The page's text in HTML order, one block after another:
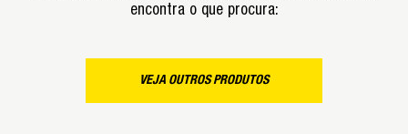
encontra o que procura:
VEJA OUTROS PRODUTOS